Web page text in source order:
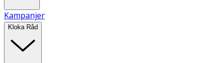
Kampanjer
Kloka Råd